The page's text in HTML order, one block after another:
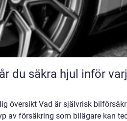
översikt Vad är självrisk
av försäkring som bilägare kan